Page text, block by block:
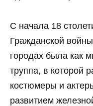
С начала 18
Гражданской
городах была как
труппа, в которой
костюмеры и
развитием